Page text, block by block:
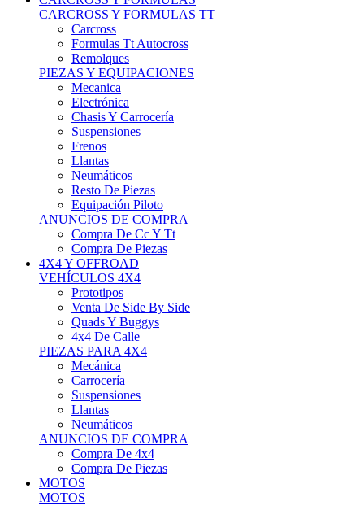
Carcross
Formulas Tt Autocross
Remolques
PIEZAS Y EQUIPACIONES
Mecanica
Electrónica
Chasis Y Carrocería
Suspensiones
Frenos
Llantas
Neumáticos
Resto De Piezas
Equipación Piloto
ANUNCIOS DE COMPRA
Compra De Cc Y Tt
Compra De Piezas
4X4 Y OFFROAD
VEHÍCULOS 4X4
Prototipos
Venta De Side By Side
Quads Y Buggys
4x4 De Calle
PIEZAS PARA 4X4
Mecánica
Carrocería
Suspensiones
Llantas
Neumáticos
ANUNCIOS DE COMPRA
Compra De 4x4
Compra De Piezas
MOTOS
MOTOS
Motos De Circuito